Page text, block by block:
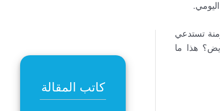
تستدعي
هذا ما
كاتب المقالة